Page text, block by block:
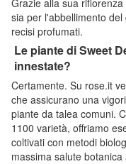
sia per l'abbellimento
recisi profumati.
Le piante di Sweet
innestate?
Certamente. Su rose.it
che assicurano una
piante da talea comuni.
1100 varietà, offriamo
coltivati con metodi
massima salute